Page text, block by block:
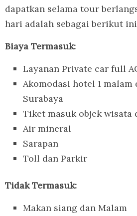
dapatkan selama tour
hari adalah sebagai berikut
Biaya Termasuk:
Layanan Private car full
Akomodasi hotel 1 malam
Surabaya
Tiket masuk objek wisata
Air mineral
Sarapan
Toll dan Parkir
Tidak Termasuk:
Makan siang dan Malam